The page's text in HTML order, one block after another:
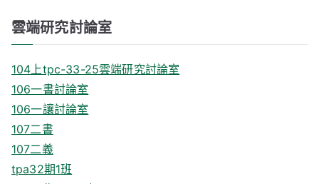
雲端研究討論室
104上tpc-33-25雲端研究討論室
106一書討論室
106一讓討論室
107二書
107二義
tpa32期1班